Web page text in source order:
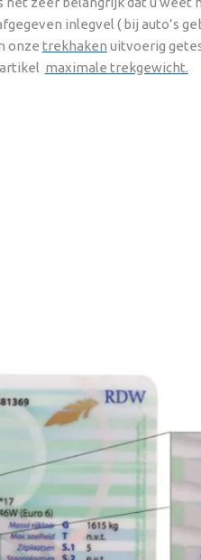
inlegvel ( bij auto’s
onze trekhaken uitvoerig
maximale trekgewicht.